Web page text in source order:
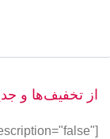
از تخفیف‌ها و